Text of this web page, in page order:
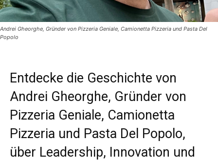
Andrei Gheorghe, Gründer von Pizzeria Geniale, Camionetta Pizzeria und Pasta Del
Popolo
Entdecke die Geschichte von
Andrei Gheorghe, Gründer von
Pizzeria Geniale, Camionetta
Pizzeria und Pasta Del Popolo,
über Leadership, Innovation und